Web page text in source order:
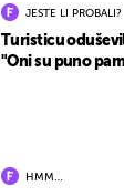
JESTE LI PROBALI?
Turisticu
"Oni su puno
HMM…